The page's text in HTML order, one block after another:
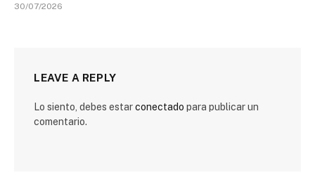
30/07/2026
LEAVE A REPLY
Lo siento, debes estarconectado para publicar un
comentario.